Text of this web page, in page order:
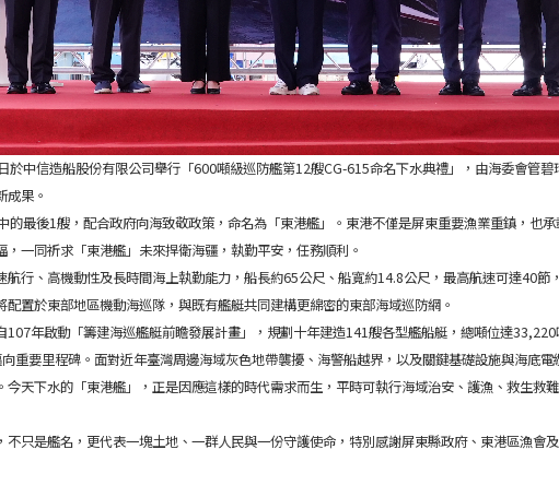
於中信造船股份有限公司舉行「600噸級巡防艦第12艘CG-615命名下水典禮」，由海委會管
成果。
的最後1艘，配合政府向海致敬政策，命名為「東港艦」。東港不僅是屏東重要漁業重鎮，也
一同祈求「東港艦」未來捍衛海疆，執勤平安，任務順利。
航行、高機動性及長時間海上執勤能力，船長約65公尺、船寬約14.8公尺，最高航速可達40
置於東部地區機動海巡隊，與既有艦艇共同建構更綿密的東部海域巡防網。
107年啟動「籌建海巡艦艇前瞻發展計畫」，規劃十年建造141艘各型艦船艇，總噸位達
重要里程碑。面對近年臺灣周邊海域灰色地帶襲擾、海警船越界，以及關鍵基礎設施與海底
天下水的「東港艦」，正是因應這樣的時代需求而生，平時可執行海域治安、護漁、救生救
只是艦名，更代表一塊土地、一群人民與一份守護使命，特別感謝屏東縣政府、東港區漁會